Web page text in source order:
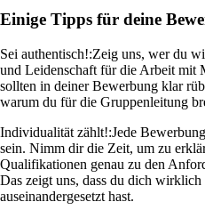
Einige Tipps für deine
Sei authentisch!:Zeig uns, wer du
und Leidenschaft für die Arbeit mit
sollten in deiner Bewerbung klar
warum du für die Gruppenleitung
Individualität zählt!:Jede
sein. Nimm dir die Zeit, um zu
Qualifikationen genau zu den
Das zeigt uns, dass du dich
auseinandergesetzt hast.